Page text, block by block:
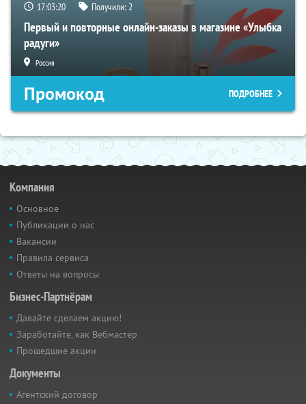
17:03:19 Получили:2
Первый и повторные онлайн-заказы в магазине «Улыбка
радуги»
Россия
Промокод ПОДРОБНЕЕ
Компания
Основное
Публикации о нас
Вакансии
Правила сервиса
Ответы на вопросы
Бизнес-Партнёрам
Давайте сделаем акцию!
Заработайте, как Вебмастер
Прошедшие акции
Документы
Агентский договор